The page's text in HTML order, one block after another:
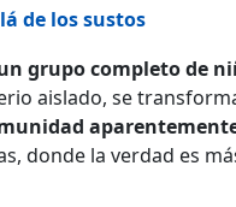
de los sustos
grupo completo de
aislado, se
donde la verdad es